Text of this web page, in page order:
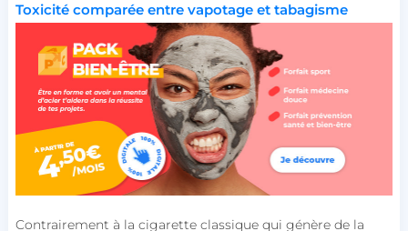
Toxicité comparée entre vapotage et tabagisme
Contrairement à la cigarette classique qui génère de la